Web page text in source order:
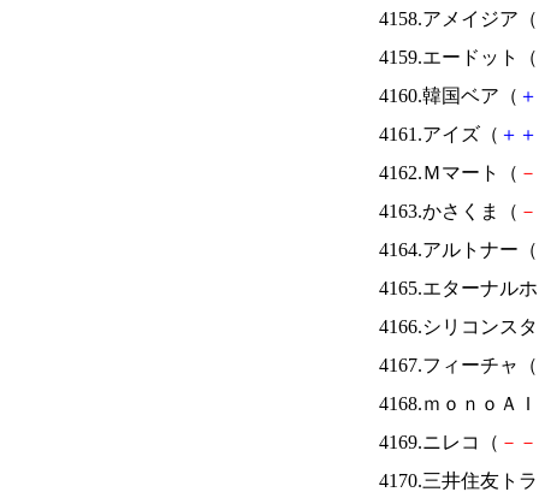
4158.アメイジア（
4159.エードット（
4160.韓国ベア（ ＋
4161.アイズ（ ＋ ＋
4162.Ｍマート（ －
4163.かさくま（ －
4164.アルトナー（
4165.エターナル
4166.シリコンス
4167.フィーチャ（
4168.ｍｏｎｏＡ
4169.ニレコ（ － －
4170.三井住友ト